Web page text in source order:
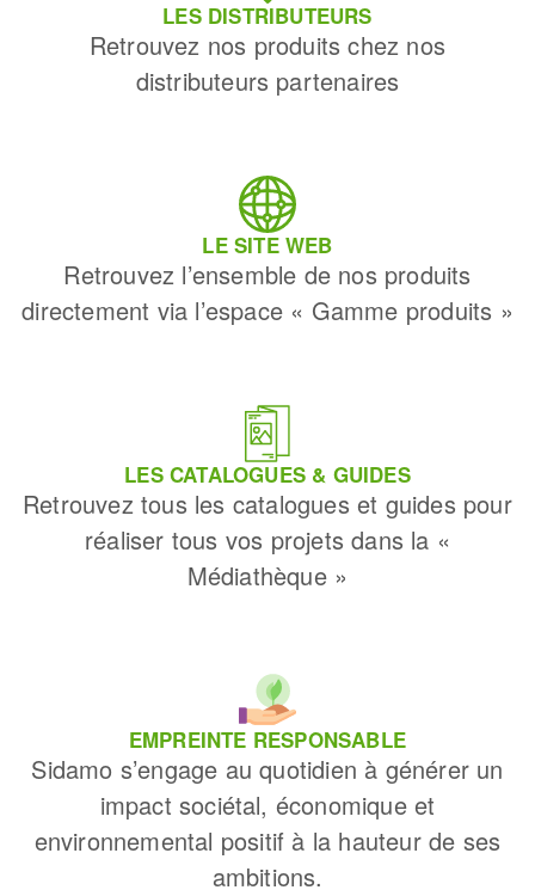
LES DISTRIBUTEURS
Retrouvez nos produits chez nos
distributeurs partenaires
LE SITE WEB
Retrouvez l’ensemble de nos produits
directement via l’espace « Gamme produits »
LES CATALOGUES & GUIDES
Retrouvez tous les catalogues et guides pour
réaliser tous vos projets dans la «
Médiathèque »
EMPREINTE RESPONSABLE
Sidamo s’engage au quotidien à générer un
impact sociétal, économique et
environnemental positif à la hauteur de ses
ambitions.